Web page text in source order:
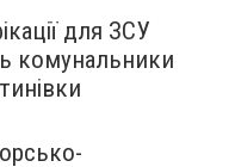
для ЗСУ
комунальники